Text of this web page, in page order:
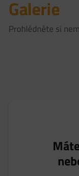
Galerie
Prohlédněte si